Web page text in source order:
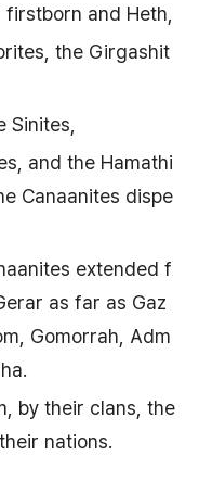
and Heth,
the Girgashit
Sinites,
and the Hamathi
Canaanites dispe
extended f
as far as Gaz
Gomorrah, Adm
by their clans, the
nations.